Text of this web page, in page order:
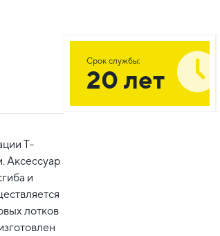
Т-
Аксессуар
и
лотков
Срок службы:
20 лет